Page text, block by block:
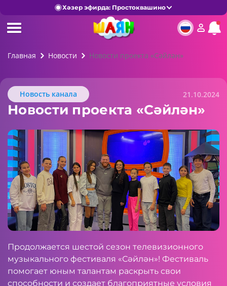
Хәзер эфирда: Простоквашино
Главная Новости Новости проекта «Сәйлән»
Новость канала 21.10.2024
Новости проекта «Сәйлән»
Продолжается шестой сезон телевизионного
музыкального фестиваля «Сәйлән»! Фестиваль
помогает юным талантам раскрыть свои
способности и создает благоприятные условия